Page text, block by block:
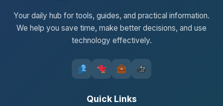
Your daily hub for tools, guides, and practical information.
We help you save time, make better decisions, and use
technology effectively.
Quick Links